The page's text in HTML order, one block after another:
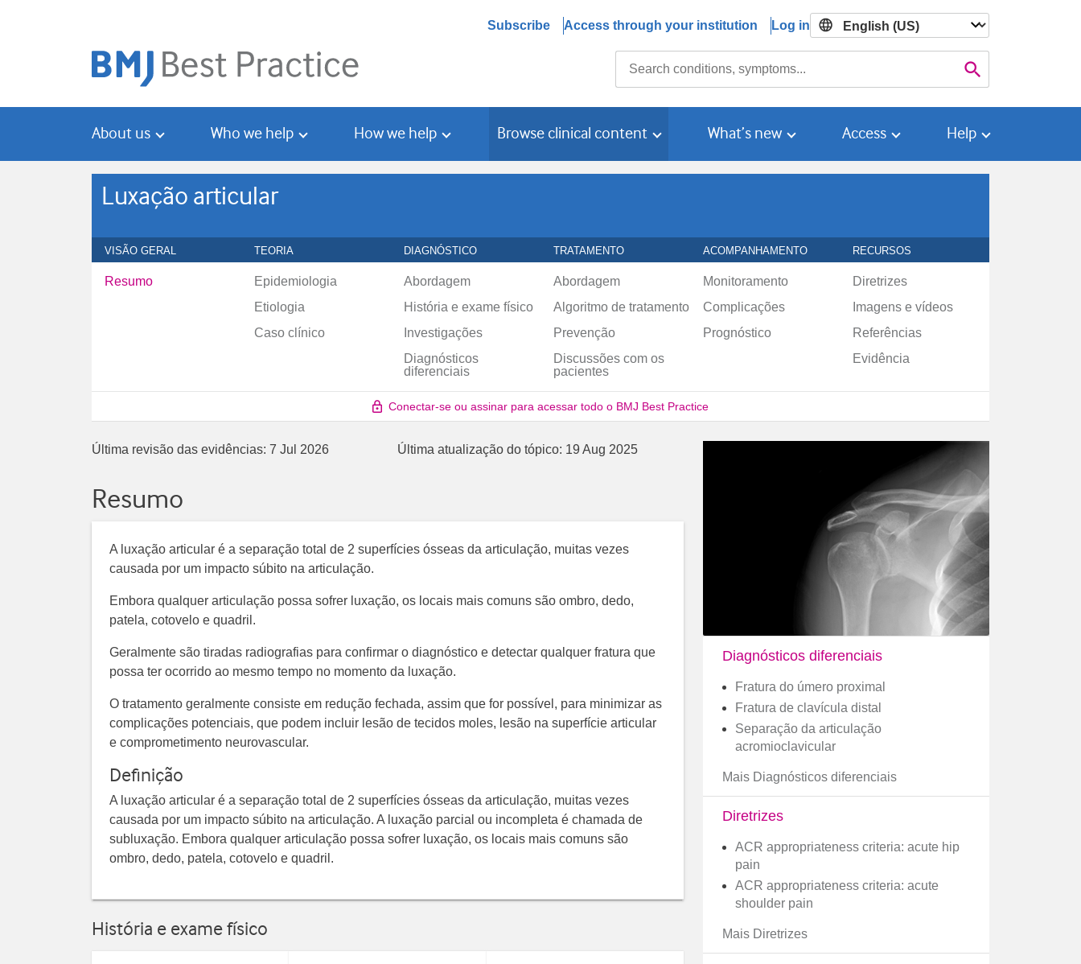
Subscribe Access through your institution Log in

About us Who we help How we help Browse clinical content What’s new Access Help
Luxação articular
VISÃO GERAL TEORIA DIAGNÓSTICO TRATAMENTO ACOMPANHAMENTO RECURSOS
Resumo
Epidemiologia
Etiologia
Caso clínico
Abordagem
História e exame físico
Investigações
Diagnósticos
diferenciais
Abordagem
Algoritmo de tratamento
Prevenção
Discussões com os
pacientes
Monitoramento
Complicações
Prognóstico
Diretrizes
Imagens e vídeos
Referências
Evidência
Conectar-se ou assinar para acessar todo o BMJ Best Practice
Última revisão das evidências: 7 Jul 2026 Última atualização do tópico: 19 Aug 2025
Resumo
A luxação articular é a separação total de 2 superfícies ósseas da articulação, muitas vezes
causada por um impacto súbito na articulação.
Embora qualquer articulação possa sofrer luxação, os locais mais comuns são ombro, dedo,
patela, cotovelo e quadril.
Geralmente são tiradas radiografias para confirmar o diagnóstico e detectar qualquer fratura que
possa ter ocorrido ao mesmo tempo no momento da luxação.
O tratamento geralmente consiste em redução fechada, assim que for possível, para minimizar as
complicações potenciais, que podem incluir lesão de tecidos moles, lesão na superfície articular
e comprometimento neurovascular.
Definição
A luxação articular é a separação total de 2 superfícies ósseas da articulação, muitas vezes
causada por um impacto súbito na articulação. A luxação parcial ou incompleta é chamada de
subluxação. Embora qualquer articulação possa sofrer luxação, os locais mais comuns são
ombro, dedo, patela, cotovelo e quadril.
História e exame físico
Diagnósticos diferenciais
Fratura do úmero proximal
Fratura de clavícula distal
Separação da articulação
acromioclavicular
Mais Diagnósticos diferenciais
Diretrizes
ACR appropriateness criteria: acute hip
pain
ACR appropriateness criteria: acute
shoulder pain
Mais Diretrizes